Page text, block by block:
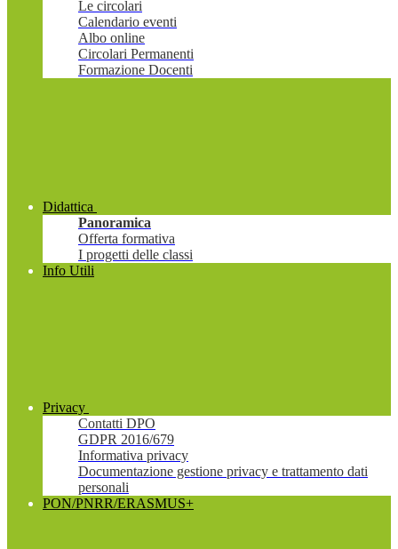
Le circolari
Calendario eventi
Albo online
Circolari Permanenti
Formazione Docenti
Didattica
Panoramica
Offerta formativa
I progetti delle classi
Info Utili
Privacy
Contatti DPO
GDPR 2016/679
Informativa privacy
Documentazione gestione privacy e trattamento dati
personali
PON/PNRR/ERASMUS+